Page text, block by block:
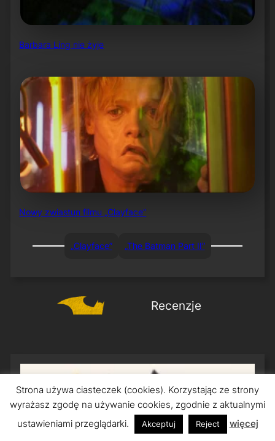
Barbara Ling nie żyje
Nowy zwiastun filmu „Clayface”
„Clayface” „The Batman Part II”
Recenzje
Strona używa ciasteczek (cookies). Korzystając ze strony
wyrażasz zgodę na używanie cookies, zgodnie z aktualnymi
ustawieniami przeglądarki.
Akceptuj Reject więcej